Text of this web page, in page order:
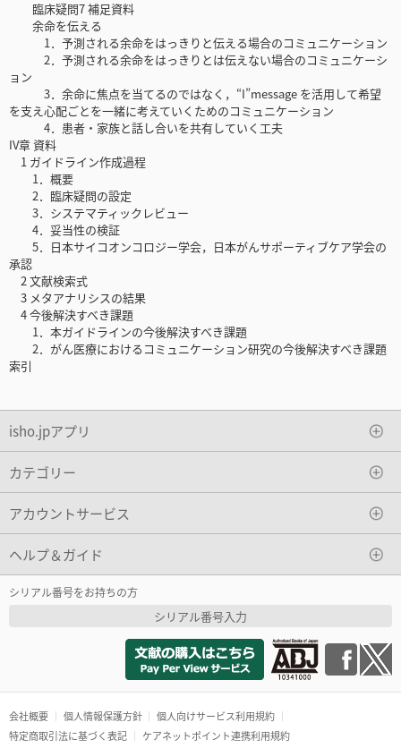
臨床疑問7 補足資料
余命を伝える
1．予測される余命をはっきりと伝える場合のコミュニケーション
2．予測される余命をはっきりとは伝えない場合のコミュニケーシ
ョン
3．余命に焦点を当てるのではなく，“I”message を活用して希望
を支え心配ごとを一緒に考えていくためのコミュニケーション
4．患者・家族と話し合いを共有していく工夫
IV章 資料
1 ガイドライン作成過程
1．概要
2．臨床疑問の設定
3．システマティックレビュー
4．妥当性の検証
5．日本サイコオンコロジー学会，日本がんサポーティブケア学会の
承認
2 文献検索式
3 メタアナリシスの結果
4 今後解決すべき課題
1．本ガイドラインの今後解決すべき課題
2．がん医療におけるコミュニケーション研究の今後解決すべき課題
索引
isho.jpアプリ
カテゴリー
アカウントサービス
ヘルプ＆ガイド
シリアル番号をお持ちの方
シリアル番号入力
会社概要 個人情報保護方針
個人向けサービス利用規約
特定商取引法に基づく表記
ケアネットポイント連携利用規約